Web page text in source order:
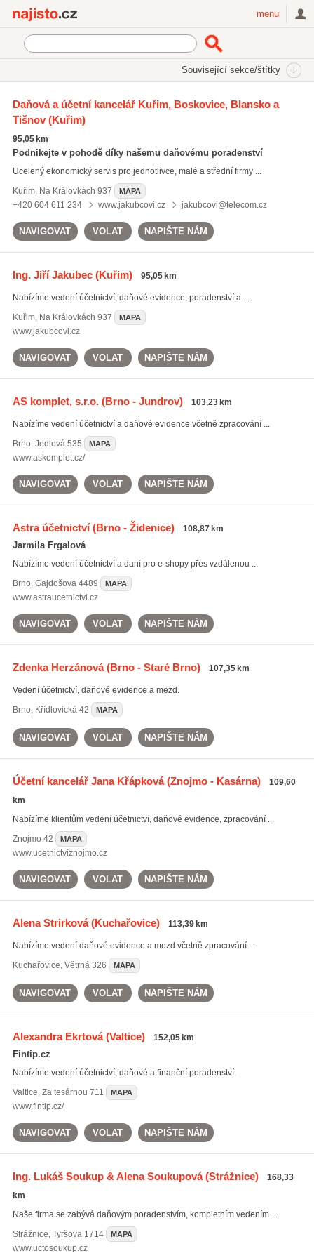
menu
Související sekce/štítky
Daňová a účetní kancelář Kuřim, Boskovice, Blansko a
Tišnov(Kuřim)
95,05 km
Podnikejte v pohodě díky našemu daňovému poradenství
Ucelený ekonomický servis pro jednotlivce, malé a střední firmy ...
Kuřim, Na Královkách 937 MAPA
+420 604 611 234 www.jakubcovi.cz jakubcovi@telecom.cz
NAVIGOVAT VOLAT NAPIŠTE NÁM
Ing. Jiří Jakubec(Kuřim) 95,05 km
Nabízíme vedení účetnictví, daňové evidence, poradenství a ...
Kuřim, Na Královkách 937 MAPA
www.jakubcovi.cz
NAVIGOVAT VOLAT NAPIŠTE NÁM
AS komplet, s.r.o.(Brno - Jundrov) 103,23 km
Nabízíme vedení účetnictví a daňové evidence včetně zpracování ...
Brno, Jedlová 535 MAPA
www.askomplet.cz/
NAVIGOVAT VOLAT NAPIŠTE NÁM
Astra účetnictví(Brno - Židenice) 108,87 km
Jarmila Frgalová
Nabízíme vedení účetnictví a daní pro e-shopy přes vzdálenou ...
Brno, Gajdošova 4489 MAPA
www.astraucetnictvi.cz
NAVIGOVAT VOLAT NAPIŠTE NÁM
Zdenka Herzánová(Brno - Staré Brno) 107,35 km
Vedení účetnictví, daňové evidence a mezd.
Brno, Křídlovická 42 MAPA
NAVIGOVAT VOLAT NAPIŠTE NÁM
Účetní kancelář Jana Křápková(Znojmo - Kasárna)
109,60
km
Nabízíme klientům vedení účetnictví, daňové evidence, zpracování ...
Znojmo 42 MAPA
www.ucetnictviznojmo.cz
NAVIGOVAT VOLAT NAPIŠTE NÁM
Alena Strirková(Kuchařovice) 113,39 km
Nabízíme vedení daňové evidence a mezd včetně zpracování ...
Kuchařovice, Větrná 326 MAPA
NAVIGOVAT VOLAT NAPIŠTE NÁM
Alexandra Ekrtová(Valtice) 152,05 km
Fintip.cz
Nabízíme vedení účetnictví, daňové a finanční poradenství.
Valtice, Za tesárnou 711 MAPA
www.fintip.cz/
NAVIGOVAT VOLAT NAPIŠTE NÁM
Ing. Lukáš Soukup & Alena Soukupová(Strážnice)
168,33
km
Naše firma se zabývá daňovým poradenstvím, kompletním vedením ...
Strážnice, Tyršova 1714 MAPA
www.uctosoukup.cz